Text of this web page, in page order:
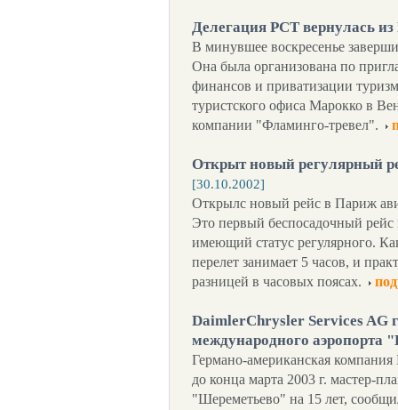
Делегация РСТ вернулась
В минувшее воскресенье
Она была организована по
финансов и приватизации
туристского офиса Марокко в
компании "Фламинго-тревел".
Открыт новый регулярный
[30.10.2002]
Открылс новый рейс в Париж
Это первый беспосадочный
имеющий статус регулярного.
перелет занимает 5 часов, и
разницей в часовых поясах.
DaimlerChrysler Services AG
международного аэропорта
Германо-американская
до конца марта 2003 г. мастер-
"Шереметьево" на 15 лет,